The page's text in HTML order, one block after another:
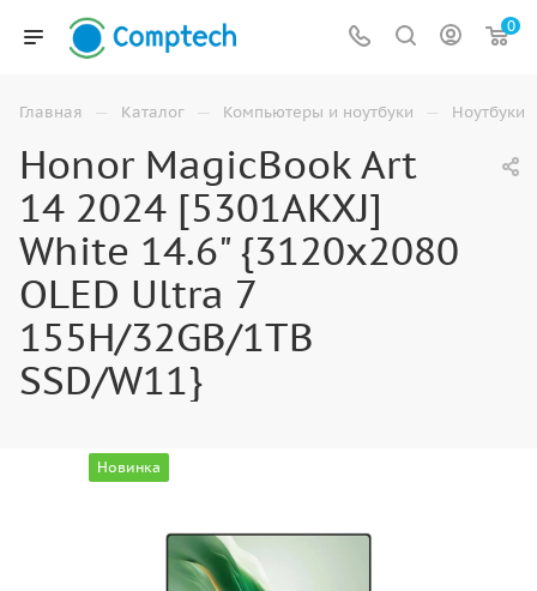
0
Главная — Каталог — Компьютеры и ноутбуки — Ноутбуки
Honor MagicBook Art
14 2024 [5301AKXJ]
White 14.6" {3120x2080
OLED Ultra 7
155H/32GB/1TB
SSD/W11}
Новинка